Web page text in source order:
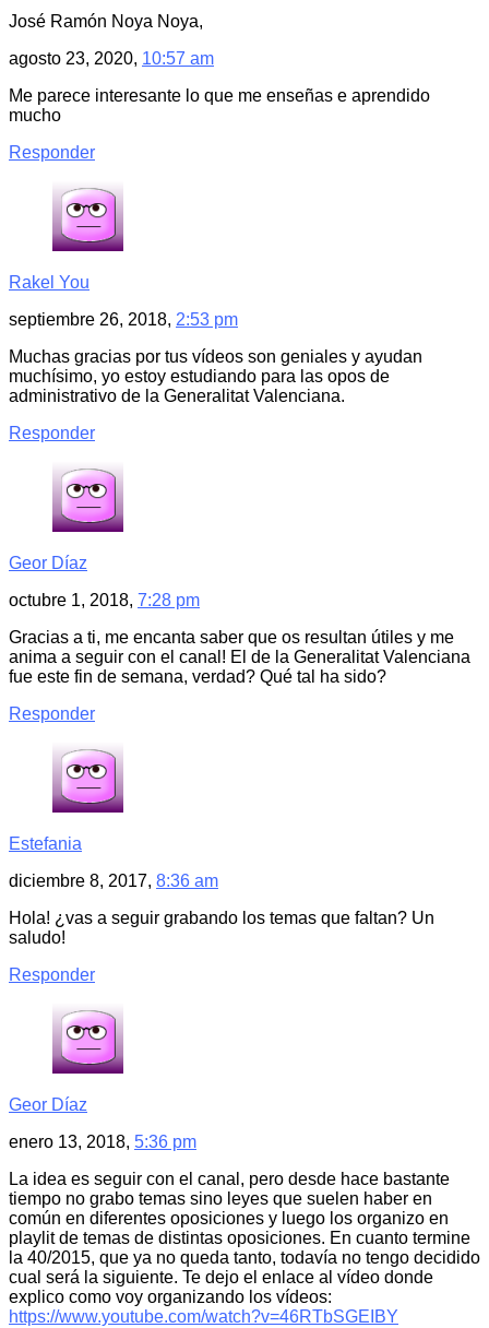
José Ramón Noya Noya,
agosto 23, 2020, 10:57 am
Me parece interesante lo que me enseñas e aprendido
mucho
Responder
Rakel You
septiembre 26, 2018, 2:53 pm
Muchas gracias por tus vídeos son geniales y ayudan
muchísimo, yo estoy estudiando para las opos de
administrativo de la Generalitat Valenciana.
Responder
Geor Díaz
octubre 1, 2018, 7:28 pm
Gracias a ti, me encanta saber que os resultan útiles y me
anima a seguir con el canal! El de la Generalitat Valenciana
fue este fin de semana, verdad? Qué tal ha sido?
Responder
Estefania
diciembre 8, 2017, 8:36 am
Hola! ¿vas a seguir grabando los temas que faltan? Un
saludo!
Responder
Geor Díaz
enero 13, 2018, 5:36 pm
La idea es seguir con el canal, pero desde hace bastante
tiempo no grabo temas sino leyes que suelen haber en
común en diferentes oposiciones y luego los organizo en
playlit de temas de distintas oposiciones. En cuanto termine
la 40/2015, que ya no queda tanto, todavía no tengo decidido
cual será la siguiente. Te dejo el enlace al vídeo donde
explico como voy organizando los vídeos:
https://www.youtube.com/watch?v=46RTbSGEIBY